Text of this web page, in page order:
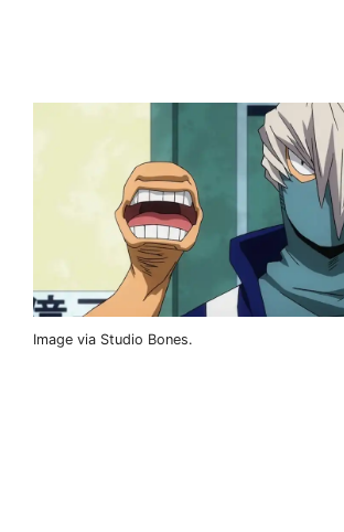
Image via Studio Bones.